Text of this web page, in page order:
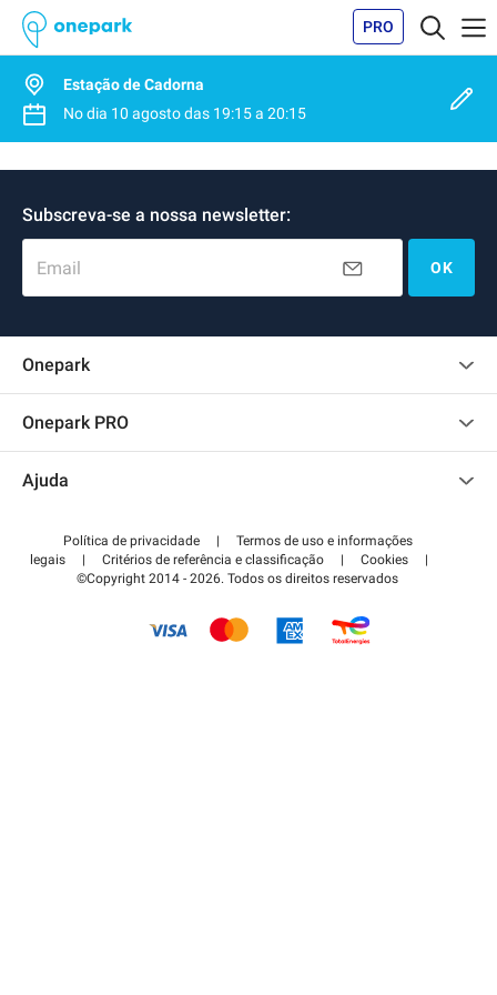
PRO
Estação de Cadorna
No dia 10 agostodas 19:15a 20:15
Subscreva-se a nossa newsletter:
Email OK
Onepark
Onepark PRO
Torne-se um membro
Ajuda
Centro de apoio
Como é que funciona?
Pagar o estacionamento FLOW
Política de privacidade |
Termos de uso e informações
legais
| Critérios de referência e classificação | Cookies
|
©Copyright 2014 - 2026. Todos os direitos reservados